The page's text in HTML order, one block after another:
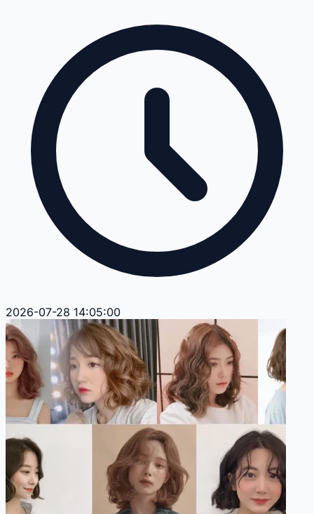
2026-07-28 14:05:00